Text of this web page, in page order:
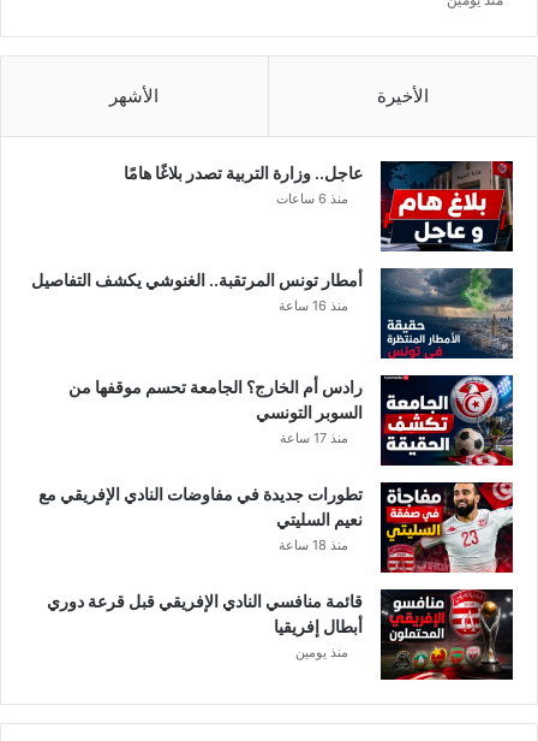
الأخيرة الأشهر
عاجل.. وزارة التربية تصدر بلاغًا هامًا
منذ 6 ساعات
أمطار تونس المرتقبة.. الغنوشي يكشف التفاصيل
منذ 16 ساعة
رادس أم الخارج؟ الجامعة تحسم موقفها من
السوبر التونسي
منذ 17 ساعة
تطورات جديدة في مفاوضات النادي الإفريقي مع
نعيم السليتي
منذ 18 ساعة
قائمة منافسي النادي الإفريقي قبل قرعة دوري
أبطال إفريقيا
منذ يومين